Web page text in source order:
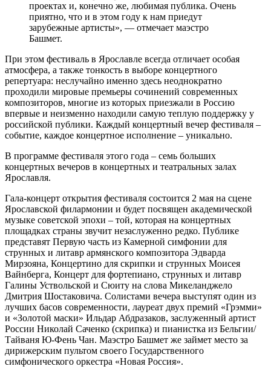
проектах и, конечно же, любимая публика. Очень
приятно, что и в этом году к нам приедут
зарубежные артисты», — отмечает маэстро
Башмет.
При этом фестиваль в Ярославле всегда отличает особая
атмосфера, а также тонкость в выборе концертного
репертуара: неслучайно именно здесь неоднократно
проходили мировые премьеры сочинений современных
композиторов, многие из которых приезжали в Россию
впервые и неизменно находили самую теплую поддержку у
российской публики. Каждый концертный вечер фестиваля –
событие, каждое концертное исполнение – уникально.
В программе фестиваля этого года – семь больших
концертных вечеров в концертных и театральных залах
Ярославля.
Гала-концерт открытия фестиваля состоится 2 мая на сцене
Ярославской филармонии и будет посвящен академической
музыке советской эпохи – той, которая на концертных
площадках страны звучит незаслуженно редко. Публике
представят Первую часть из Камерной симфонии для
струнных и литавр армянского композитора Эдварда
Мирзояна, Концертино для скрипки и струнных Моисея
Вайнберга, Концерт для фортепиано, струнных и литавр
Галины Уствольской и Сюиту на слова Микеланджело
Дмитрия Шостаковича. Солистами вечера выступят один из
лучших басов современности, лауреат двух премий «Грэмми»
и «Золотой маски» Ильдар Абдразаков, заслуженный артист
России Николай Саченко (скрипка) и пианистка из Бельгии/
Тайваня Ю-Фень Чан. Маэстро Башмет же займет место за
дирижерским пультом своего Государственного
симфонического оркестра «Новая Россия».